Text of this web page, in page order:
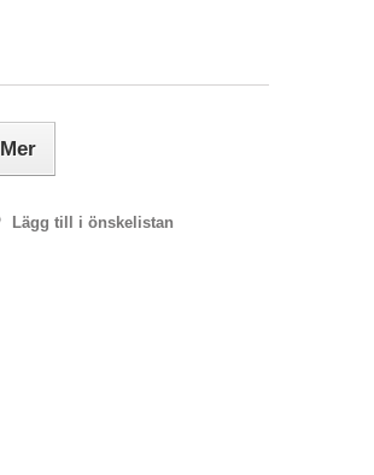
Mer
Lägg till i önskelistan